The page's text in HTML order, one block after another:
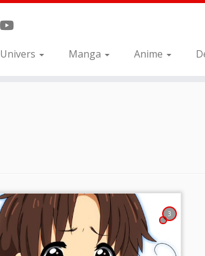
Univers Manga Anime
3